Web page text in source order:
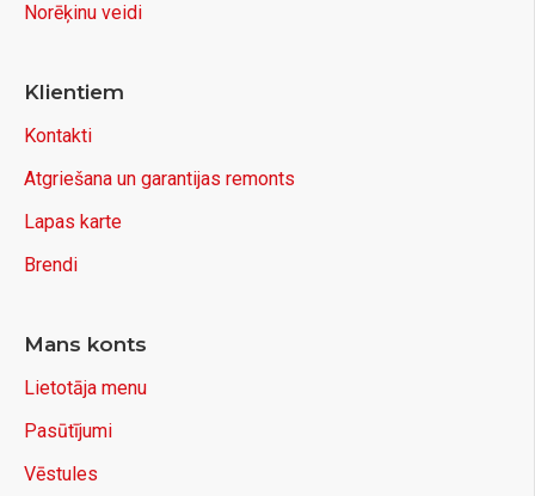
Norēķinu veidi
Klientiem
Kontakti
Atgriešana un garantijas remonts
Lapas karte
Brendi
Mans konts
Lietotāja menu
Pasūtījumi
Vēstules